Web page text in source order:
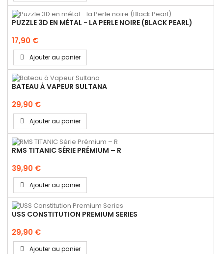
PUZZLE 3D EN MÉTAL - LA PERLE NOIRE (BLACK PEARL)
17,90 €
Ajouter au panier
BATEAU À VAPEUR SULTANA
29,90 €
Ajouter au panier
RMS TITANIC SÉRIE PRÉMIUM – R
39,90 €
Ajouter au panier
USS CONSTITUTION PREMIUM SERIES
29,90 €
Ajouter au panier